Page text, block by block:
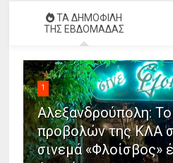
ΤΑ ΔΗΜΟΦΙΛΗ
ΤΗΣ ΕΒΔΟΜΑΔΑΣ
1
Αλεξανδρούπολη:
προβολών της ΚΛΑ
σινεμά «Φλοίσβος»